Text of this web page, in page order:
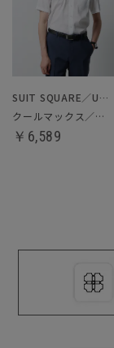
SUIT SQUARE／UNIVERSAL LANGUAGE
クールマックス／ノンアイロンドレスシャツ
￥6,589